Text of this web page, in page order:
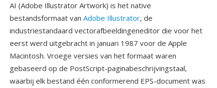
AI (Adobe Illustrator Artwork) is het native
bestandsformaat van Adobe Illustrator, de
industriestandaard vectorafbeeldingeneditor die voor het
eerst werd uitgebracht in januari 1987 voor de Apple
Macintosh. Vroege versies van het formaat waren
gebaseerd op de PostScript-paginabeschrijvingstaal,
waarbij elk bestand één conformerend EPS-document was